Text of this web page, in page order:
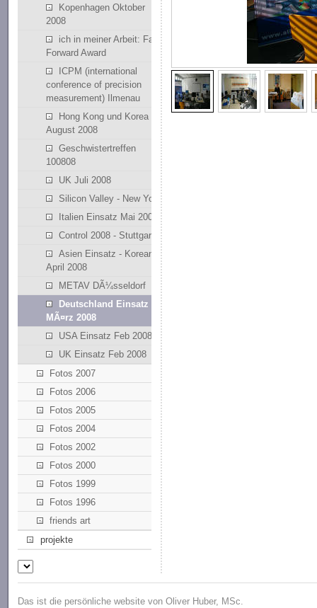
Kopenhagen Oktober
2008
ich in meiner Arbeit: Fast
Forward Award
ICPM (international
conference of precision
measurement) Ilmenau
Hong Kong und Korea
August 2008
Geschwistertreffen
100808
UK Juli 2008
Silicon Valley - New York
Italien Einsatz Mai 2008
Control 2008 - Stuttgart
Asien Einsatz - Korean
April 2008
METAV DÃ¼sseldorf
Deutschland Einsatz
MÃ¤rz 2008
USA Einsatz Feb 2008
UK Einsatz Feb 2008
Fotos 2007
Fotos 2006
Fotos 2005
Fotos 2004
Fotos 2002
Fotos 2000
Fotos 1999
Fotos 1996
friends art
projekte
Das ist die persönliche website von Oliver Huber, MSc.